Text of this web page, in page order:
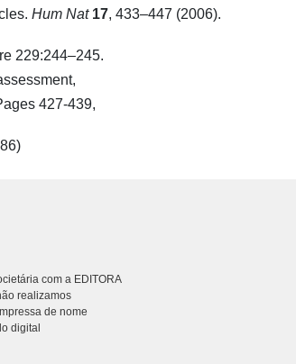
Hum Nat 17, 433–447 (2006).
229:244–245.
427-439,
com a EDITORA
realizamos
de nome
digital